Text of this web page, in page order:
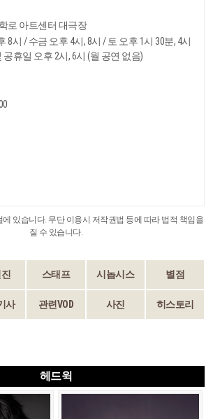
로 아트센터 대극장
8시 / 수금 오후 4시, 8시 / 토 오후 1시 30분, 4시
공휴일 오후 2시, 6시 (월 공연 없음)
에 있습니다. 무단 이용시 저작권법 등에 따라 법적 책임을
질 수 있습니다.
스태프 시놉시스 별점
사 관련VOD 사진 히스토리
헤드윅